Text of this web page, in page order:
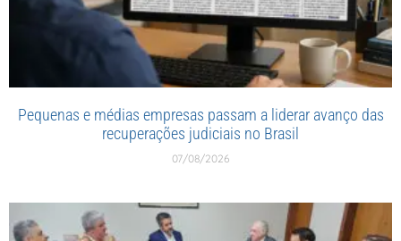
Pequenas e médias empresas passam a liderar avanço das
recuperações judiciais no Brasil
07/08/2026